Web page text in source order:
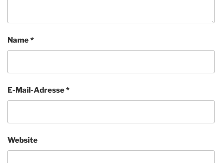
Name*
E-Mail-Adresse*
Website